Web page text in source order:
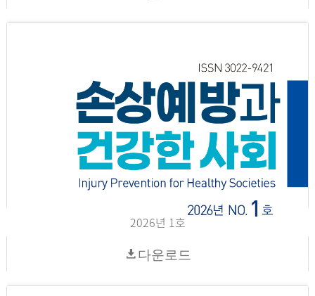
2026년 1호
다운로드